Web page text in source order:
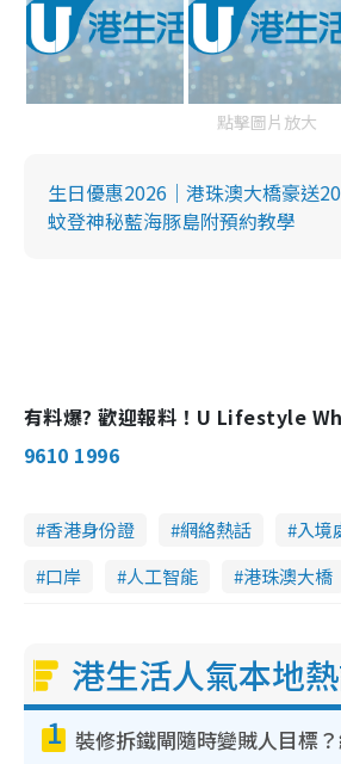
點擊圖片放大
生日優惠2026｜港珠澳大橋豪送
蚊登神秘藍海豚島附預約教學
有料爆? 歡迎報料！U Lifestyle
9610 1996
香港身份證 網絡熱話 入境
口岸
人工智能 港珠澳大橋
港生活人氣本地
1